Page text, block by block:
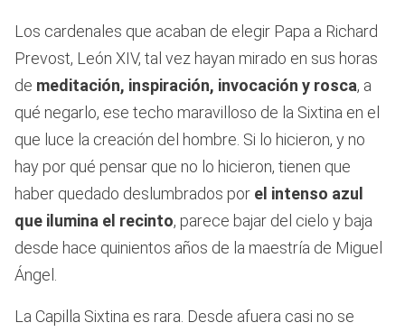
Los cardenales que acaban de elegir Papa a Richard
Prevost, León XIV, tal vez hayan mirado en sus horas
de meditación, inspiración, invocación y rosca, a
qué negarlo, ese techo maravilloso de la Sixtina en el
que luce la creación del hombre. Si lo hicieron, y no
hay por qué pensar que no lo hicieron, tienen que
haber quedado deslumbrados por el intenso azul
que ilumina el recinto, parece bajar del cielo y baja
desde hace quinientos años de la maestría de Miguel
Ángel.
La Capilla Sixtina es rara. Desde afuera casi no se